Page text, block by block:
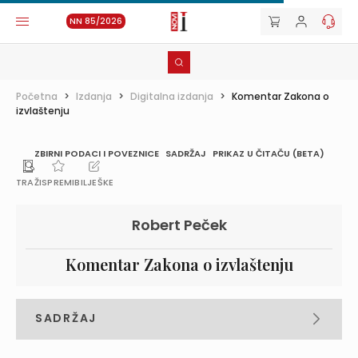
NN 85/2026
Početna > Izdanja > Digitalna izdanja > Komentar Zakona o
izvlaštenju
ZBIRNI PODACI I POVEZNICE SADRŽAJ PRIKAZ U ČITAČU (BETA)
TRAŽISPREMIBILJEŠKE
Robert Peček
Komentar Zakona o izvlaštenju
SADRŽAJ